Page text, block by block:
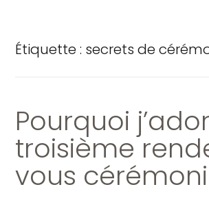
principal
Étiquette : secrets de
Pourquoi
troisième
vous